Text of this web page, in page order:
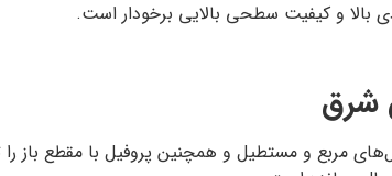
بالا و کیفیت سطحی بالایی برخودار است.
شرق